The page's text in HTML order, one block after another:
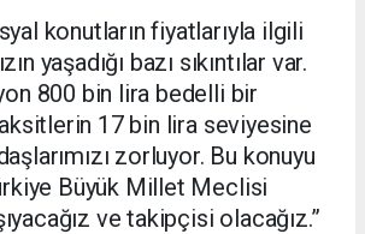
konutların fiyatlarıyla ilgili
yaşadığı bazı sıkıntılar var.
800 bin lira bedelli bir
17 bin lira seviyesine
zorluyor. Bu konuyu
Büyük Millet Meclisi
ve takipçisi olacağız.”